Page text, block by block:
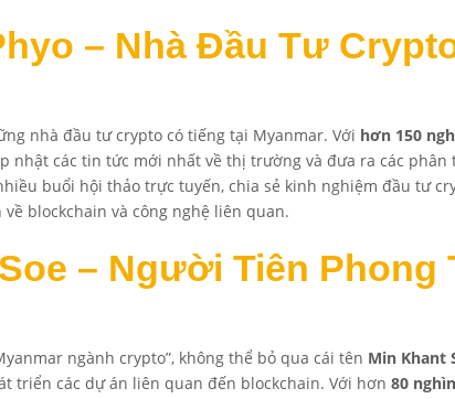
– Nhà Đầu Tư
nhà đầu tư crypto có tiếng tại Myanmar. Với hơn 150
nhật các tin tức mới nhất về thị trường và đưa ra các
buổi hội thảo trực tuyến, chia sẻ kinh nghiệm đầu tư
blockchain và công nghệ liên quan.
– Người Tiên Phong
ngành crypto”, không thể bỏ qua cái tên Min Khant
triển các dự án liên quan đến blockchain. Với hơn 80